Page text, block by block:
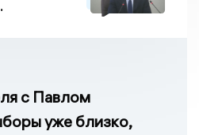
с Павлом
уже близко,